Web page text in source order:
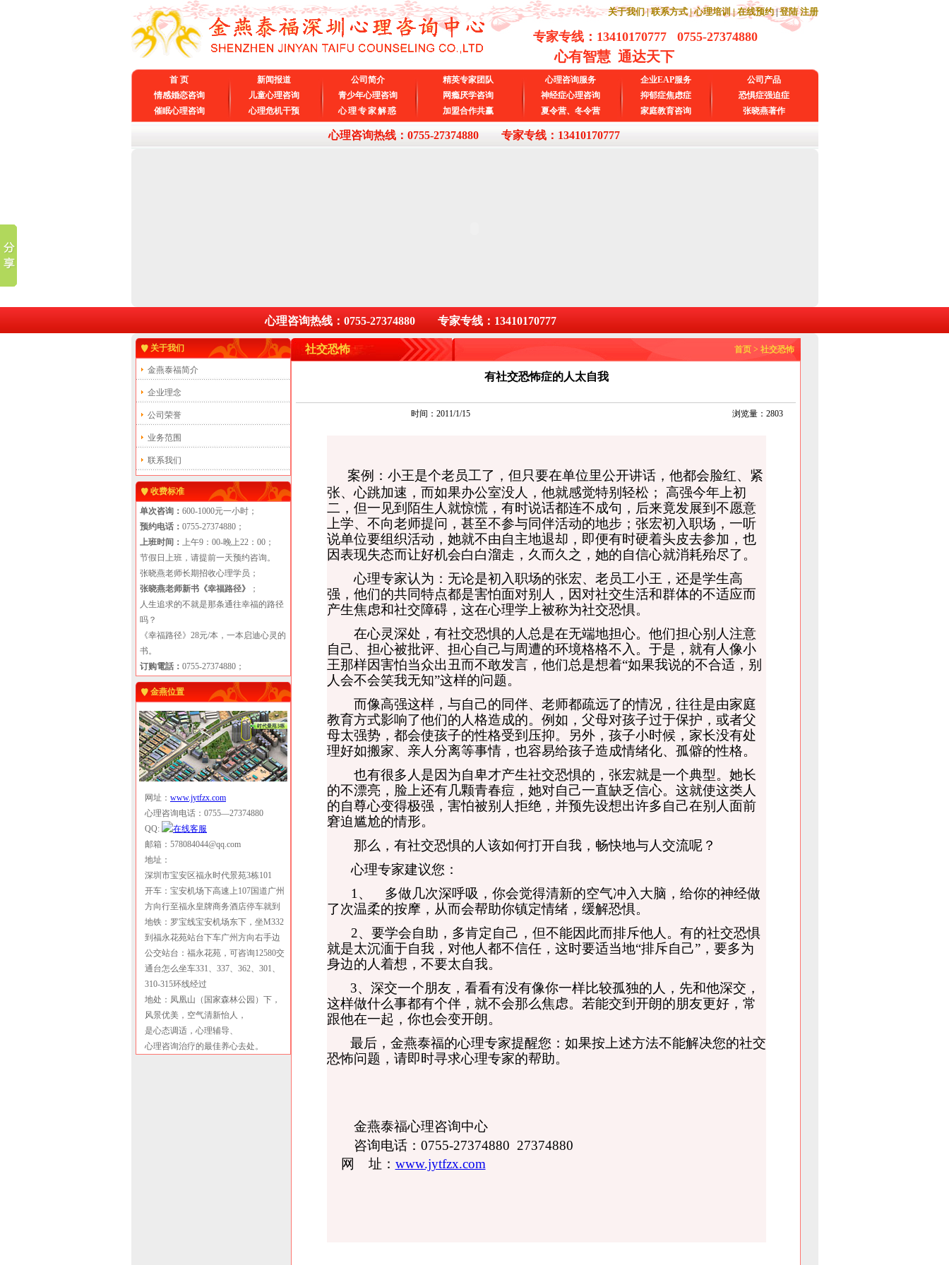
关于我们 | 联系方式 | 心理培训 | 在线预约|登陆 注册
专家专线： 13410170777 0755-27374880
心有智慧 通达天下
首 页 新闻报道 公司简介 精英专家团队 心理咨询服务 企业EAP服务
公司产品
情感婚恋咨询
儿童心理咨询 青少年心理咨询 网瘾厌学咨询 神经症心理咨询 抑郁症焦虑症
恐惧症强迫症
催眠心理咨询
心理危机干预 心理专家解惑 加盟合作共赢 夏令营、冬令营 家庭教育咨询 张晓燕著作
心理咨询热线：0755-27374880 专家专线：13410170777
心理咨询热线：0755-27374880 专家专线：13410170777
关于我们
金燕泰福简介
企业理念
公司荣誉
业务范围
联系我们
收费标准
单次咨询： 600-1000元一小时；
预约电话： 0755-27374880；
上班时间： 上午9：00-晚上22：00；
节假日上班，请提前一天预约咨询。
张晓燕老师长期招收心理学员；
张晓燕老师新书《幸福路径》
；
人生追求的不就是那条通往幸福的路径
吗？
《幸福路径》28元/本，一本启迪心灵的
书。
订购電話： 0755-27374880；
金燕位置
网址： www.jytfzx.com
心理咨询电话：0755—27374880
QQ:
邮箱：578084044@qq.com
地址：
深圳市宝安区福永时代景苑3栋101
开车：宝安机场下高速上107国道广州
方向行至福永皇牌商务酒店停车就到
地铁：罗宝线宝安机场东下，坐M332
到福永花苑站台下车广州方向右手边
公交站台：福永花苑，可咨询12580交
通台怎么坐车331、337、362、301、
310-315环线经过
地处：凤凰山（国家森林公园）下，
风景优美，空气清新怡人，
是心态调适，心理辅导、
心理咨询治疗的最佳养心去处。
社交恐怖 首页 > 社交恐怖
有社交恐怖症的人太自我
时间：2011/1/15 浏览量：2803
案例：小王是个老员工了，但只要在单位里公开讲话，他都会脸红、紧
张、心跳加速，而如果办公室没人，他就感觉特别轻松； 高强今年上初
二，但一见到陌生人就惊慌，有时说话都连不成句，后来竟发展到不愿意
上学、不向老师提问，甚至不参与同伴活动的地步；张宏初入职场，一听
说单位要组织活动，她就不由自主地退却，即便有时硬着头皮去参加，也
因表现失态而让好机会白白溜走，久而久之，她的自信心就消耗殆尽了。
心理专家认为：无论是初入职场的张宏、老员工小王，还是学生高
强，他们的共同特点都是害怕面对别人，因对社交生活和群体的不适应而
产生焦虑和社交障碍，这在心理学上被称为社交恐惧。
在心灵深处，有社交恐惧的人总是在无端地担心。他们担心别人注意
自己、担心被批评、担心自己与周遭的环境格格不入。于是，就有人像小
王那样因害怕当众出丑而不敢发言，他们总是想着“如果我说的不合适，别
人会不会笑我无知”这样的问题。
而像高强这样，与自己的同伴、老师都疏远了的情况，往往是由家庭
教育方式影响了他们的人格造成的。例如，父母对孩子过于保护，或者父
母太强势，都会使孩子的性格受到压抑。另外，孩子小时候，家长没有处
理好如搬家、亲人分离等事情，也容易给孩子造成情绪化、孤僻的性格。
也有很多人是因为自卑才产生社交恐惧的，张宏就是一个典型。她长
的不漂亮，脸上还有几颗青春痘，她对自己一直缺乏信心。这就使这类人
的自尊心变得极强，害怕被别人拒绝，并预先设想出许多自己在别人面前
窘迫尴尬的情形。
那么，有社交恐惧的人该如何打开自我，畅快地与人交流呢？
心理专家建议您：
1、 多做几次深呼吸，你会觉得清新的空气冲入大脑，给你的神经做
了次温柔的按摩，从而会帮助你镇定情绪，缓解恐惧。
2、要学会自助，多肯定自己，但不能因此而排斥他人。有的社交恐惧
就是太沉湎于自我，对他人都不信任，这时要适当地“排斥自己”，要多为
身边的人着想，不要太自我。
3、深交一个朋友，看看有没有像你一样比较孤独的人，先和他深交，
这样做什么事都有个伴，就不会那么焦虑。若能交到开朗的朋友更好，常
跟他在一起，你也会变开朗。
最后，金燕泰福的心理专家提醒您：如果按上述方法不能解决您的社交
恐怖问题，请即时寻求心理专家的帮助。
金燕泰福心理咨询中心
咨询电话：0755-27374880 27374880
网
址： www.jytfzx.com